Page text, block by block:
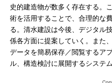
史的建造物が数多く存在する。
術を活用することで、合理的な
る。清水建設は今後、デジタル
係各方面に提案していく。また
データを簡易保存／閲覧するア
ル、構造検討に展開するシステ